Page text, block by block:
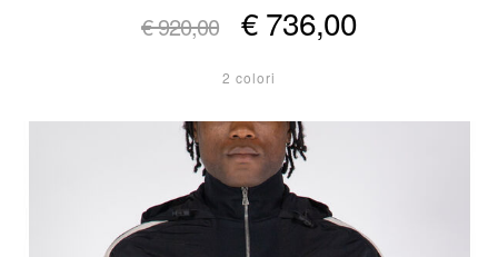
€ 920,00 € 736,00
2 colori